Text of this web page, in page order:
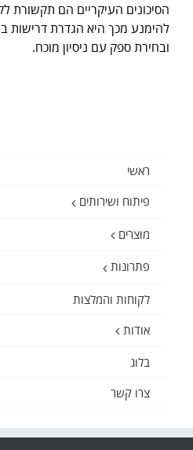
הסיכונים העיקריים הם תקשורת
להימנע מכך היא הגדרת דרישות
ובחירת ספק עם ניסיון מוכח.
ראשי
פיתוח ושירותים
מוצרים
פתרונות
לקוחות והמלצות
אודות
בלוג
צרו קשר